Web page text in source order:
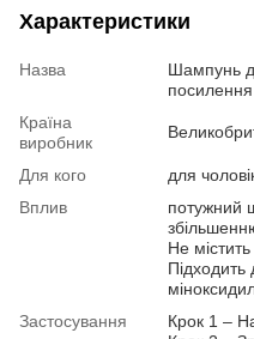
Характеристики
Назва
Шампунь
Країна
виробник
Для кого
для
Вплив
потужний
Не
Підходить
Застосування
Крок 1 –